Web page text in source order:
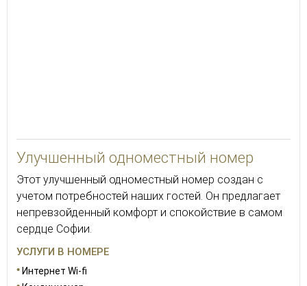
Улучшенный одноместный номер
Этот улучшенный одноместный номер создан с
учетом потребностей наших гостей. Он предлагает
непревзойденный комфорт и спокойствие в самом
сердце Софии.
УСЛУГИ В НОМЕРЕ
Интернет Wi-fi